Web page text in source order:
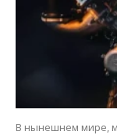
В нынешнем мире,